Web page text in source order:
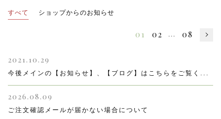
すべて ショップからのお知らせ
01 02 ... 08
2021.10.29
今後メインの【お知らせ】、【ブログ】はこちらをご覧く...
2026.08.09
ご注文確認メールが届かない場合について
スペシャルティコーヒー豆
100%specialtycoffeeドリップバッグ
価格帯